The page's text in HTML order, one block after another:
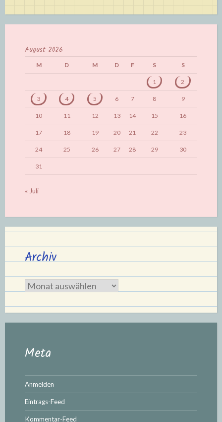
August 2026
M D M D F S S
1 2
3 4 5 6 7 8 9
10 11 12 13 14 15 16
17 18 19 20 21 22 23
24 25 26 27 28 29 30
31
« Juli
Archiv
Archiv
Meta
Anmelden
Eintrags-Feed
Kommentar-Feed